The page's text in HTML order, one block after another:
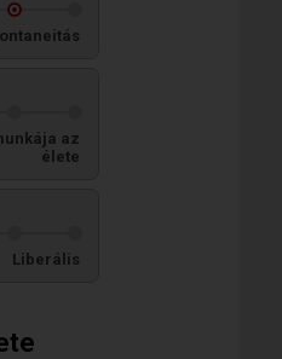
az
élete
Liberális